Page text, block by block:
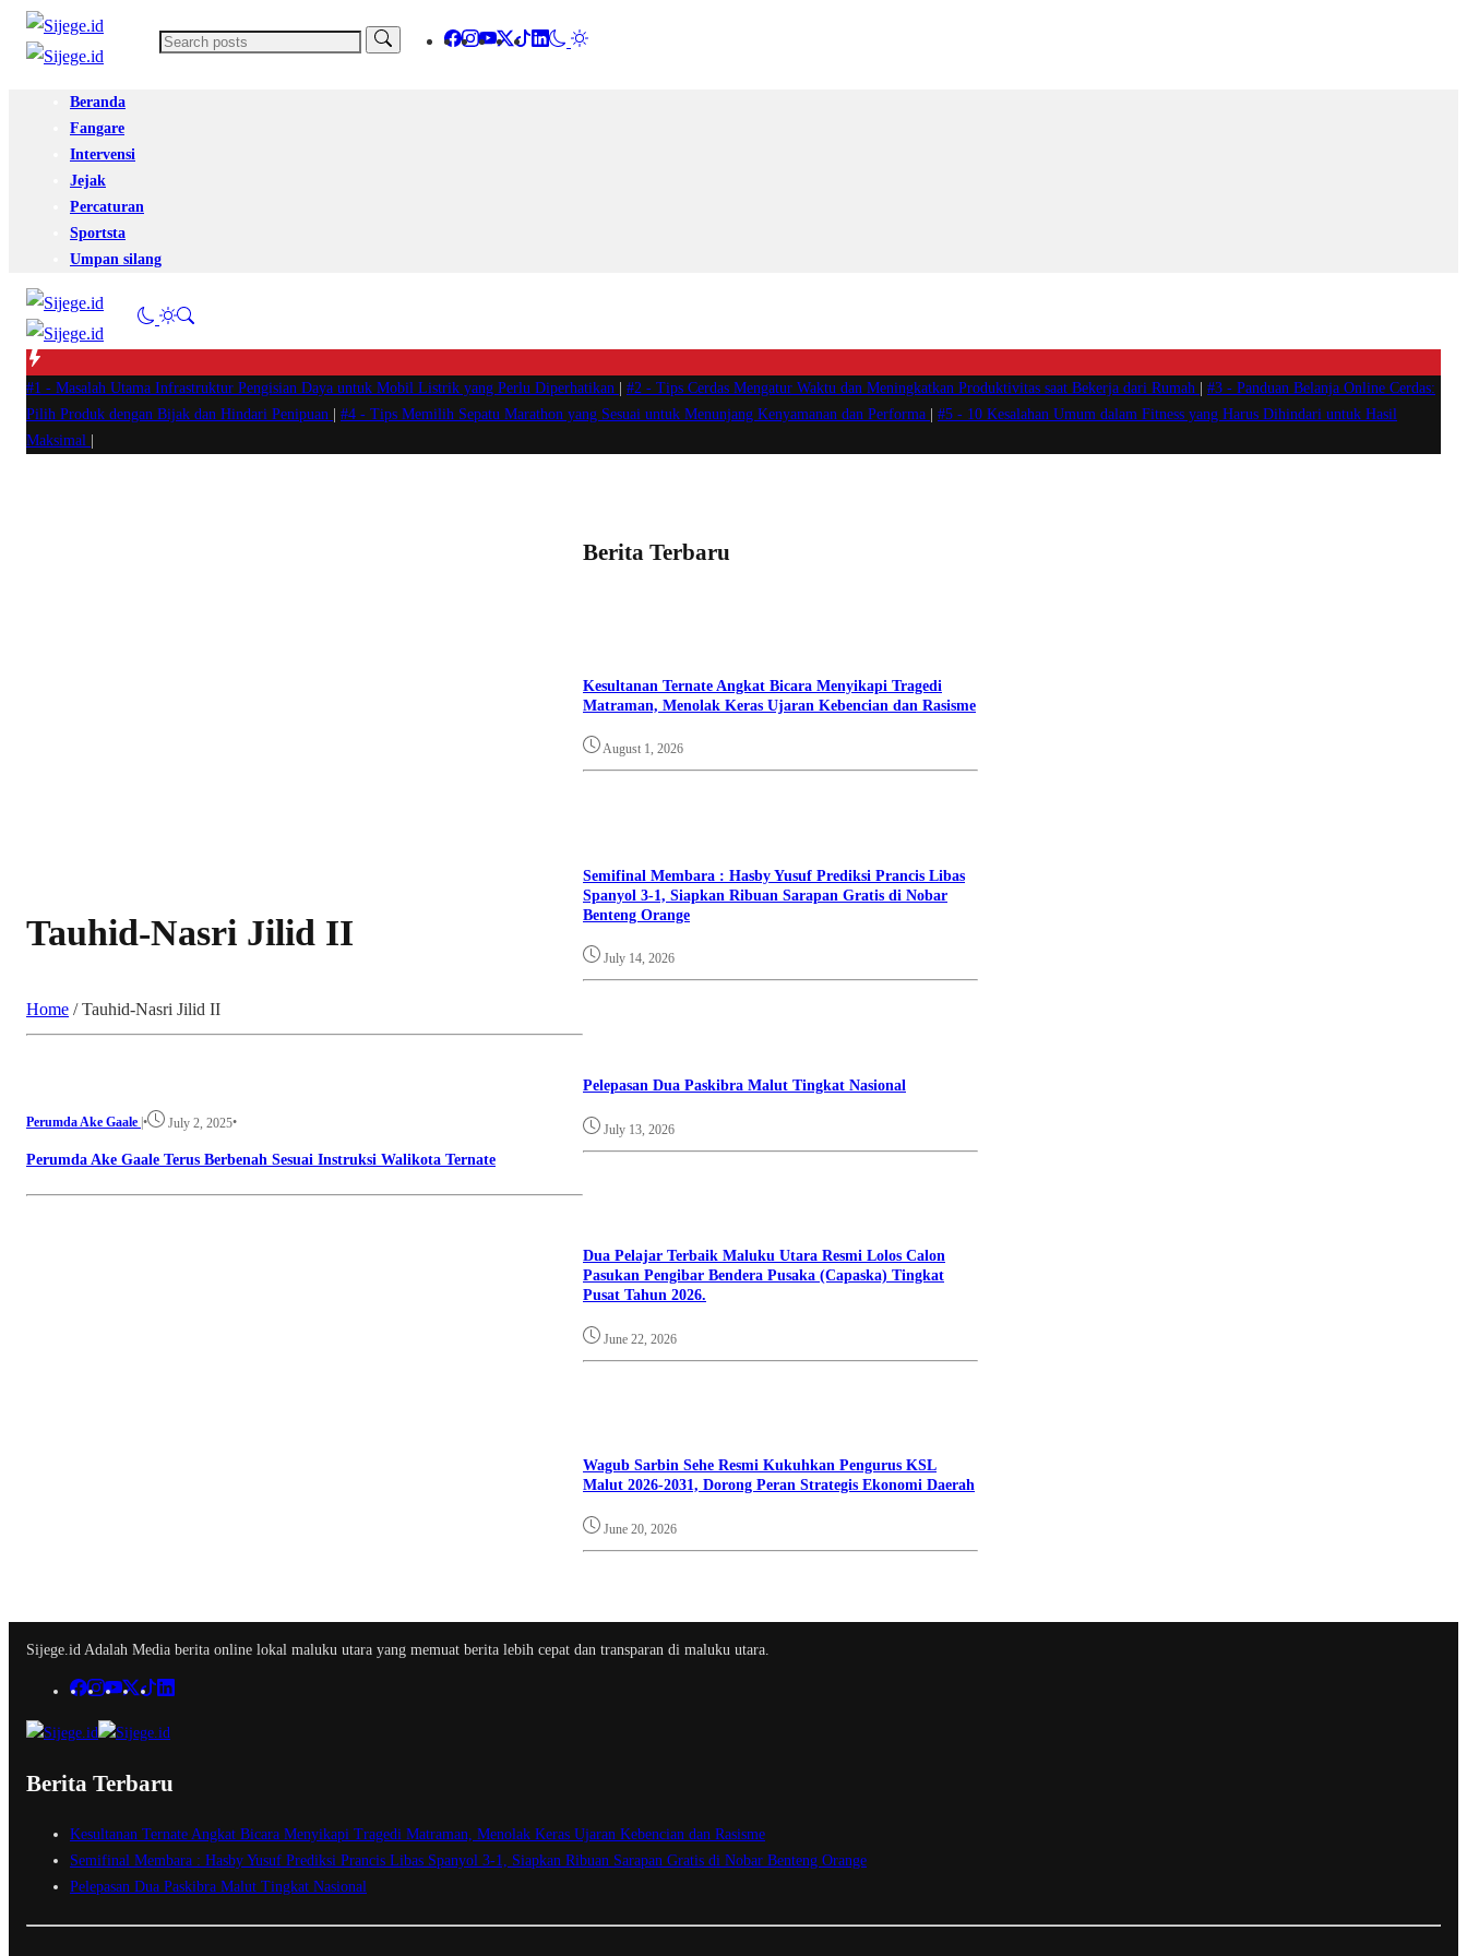
Beranda
Fangare
Intervensi
Jejak
Percaturan
Sportsta
Umpan silang
#1 - Masalah Utama Infrastruktur Pengisian Daya untuk Mobil Listrik yang Perlu Diperhatikan #2 - Tips Cerdas Mengatur Waktu dan Meningkatkan Produktivitas saat Bekerja dari Rumah #3 - Panduan Belanja Online Cerdas:
Pilih Produk dengan Bijak dan Hindari Penipuan
#4 - Tips Memilih Sepatu Marathon yang Sesuai untuk Menunjang Kenyamanan dan Performa #5 - 10 Kesalahan Umum dalam Fitness yang Harus Dihindari untuk Hasil
Maksimal
Tauhid-Nasri Jilid II
Home /Tauhid-Nasri Jilid II
Perumda Ake Gaale |• July 2, 2025•
Perumda Ake Gaale Terus Berbenah Sesuai Instruksi Walikota Ternate
Berita Terbaru
Kesultanan Ternate Angkat Bicara Menyikapi Tragedi
Matraman, Menolak Keras Ujaran Kebencian dan Rasisme
August 1, 2026
Semifinal Membara : Hasby Yusuf Prediksi Prancis Libas
Spanyol 3-1, Siapkan Ribuan Sarapan Gratis di Nobar
Benteng Orange
July 14, 2026
Pelepasan Dua Paskibra Malut Tingkat Nasional
July 13, 2026
Dua Pelajar Terbaik Maluku Utara Resmi Lolos Calon
Pasukan Pengibar Bendera Pusaka (Capaska) Tingkat
Pusat Tahun 2026.
June 22, 2026
Wagub Sarbin Sehe Resmi Kukuhkan Pengurus KSL
Malut 2026-2031, Dorong Peran Strategis Ekonomi Daerah
June 20, 2026
Sijege.id Adalah Media berita online lokal maluku utara yang memuat berita lebih cepat dan transparan di maluku utara.
Berita Terbaru
Kesultanan Ternate Angkat Bicara Menyikapi Tragedi Matraman, Menolak Keras Ujaran Kebencian dan Rasisme
Semifinal Membara : Hasby Yusuf Prediksi Prancis Libas Spanyol 3-1, Siapkan Ribuan Sarapan Gratis di Nobar Benteng Orange
Pelepasan Dua Paskibra Malut Tingkat Nasional